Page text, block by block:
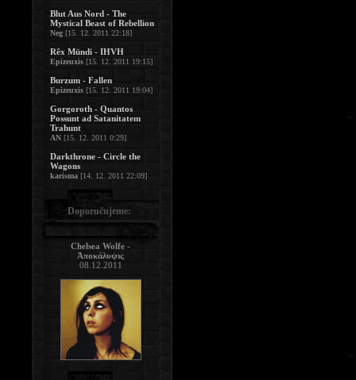
Blut Aus Nord - The
Mystical Beast of Rebellion
Neg [15. 12. 2011 22:18]
Rêx Mündi - IHVH
Epizeuxis [15. 12. 2011 19:15]
Burzum - Fallen
Epizeuxis [15. 12. 2011 19:04]
Gorgoroth - Quantos
Possunt ad Satanitatem
Trahunt
AN [15. 12. 2011 0:29]
Darkthrone - Circle the
Wagons
karisma [14. 12. 2011 22:09]
Doporučujeme:
Chelsea Wolfe -
Ἀποκάλυψις
08.12.2011